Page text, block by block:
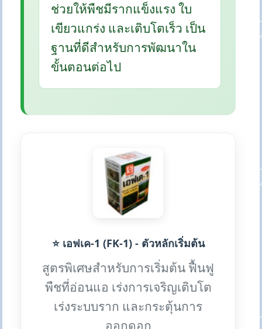
ช่วยให้พืชมีรากแข็งแรง ใบ
เขียวแกร่ง และเติบโตเร็ว เป็น
ฐานที่ดีสำหรับการพัฒนาใน
ขั้นตอนต่อไป
⭐ เอฟเค-1 (FK-1) - ตัวหลักเริ่มต้น
สูตรพิเศษสำหรับการเริ่มต้น ฟื้นฟู
พืชที่อ่อนแอ เร่งการเจริญเติบโต
เร่งระบบราก และกระตุ้นการ
ออกดอก